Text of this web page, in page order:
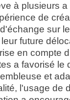
à plusieurs
de
sur
future
en compte
a favorisé le
et
l'usage de